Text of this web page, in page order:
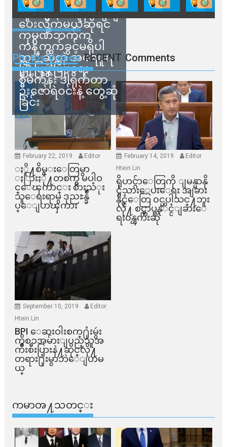
သူတွေက ဂရန်တွေချ
ပေးလိုက်မယ်ဆိုရင်
ကုမ္ပဏီဘက်က
ကန့်ကွက်ခွင့်မရှိပါ
ဘူး” ဆိုတဲ့ အမရပူရ
မြို့ပြဖွံ့ဖြိုးရေး
စီမံကိန်း ဒါရိုက်တာ
ဦးဇော်ရဲဝင်းနဲ့ တွေ့ဆုံ
ခြင်း
Photos Videos RECENT Comments
February 22, 2019 Editor
ႏို႔စိမ္းေတြမွာ
ႏြားႏို႔တစက္မွ မပါဝ
င္ေၾကာင္း စားသံုး
သူေရးရာမွ ဒုညႊန္ခ်ဳ
ပ္ေျပာၾကား
February 14, 2019
Editor
Htein Lin
ရိုဟင္ဂ်ာေတြကို ျမန္မာနို
င္ငံသားေပးေရး အျခား
နိုင္ငံေတြ ၀င္မပါသင္႔ဘူး
လို႔ စင္ကာပူနုိင္ငံျခားေ
ရး၀န္ၾကီးဆို
September 10, 2019
Editor
Htein Lin
BPI ​ေဆးဝါးစက္​႐ုံးမွဴး
ကိစၥအမ်ားျပည္​သူအ
က်ိဳးစီးပြားနဲ႔ဆိုင္​လို႔
တရား႐ုံးမွာဘဲေျပာမ
ယ္​
ကမာၻ႔သတင္း